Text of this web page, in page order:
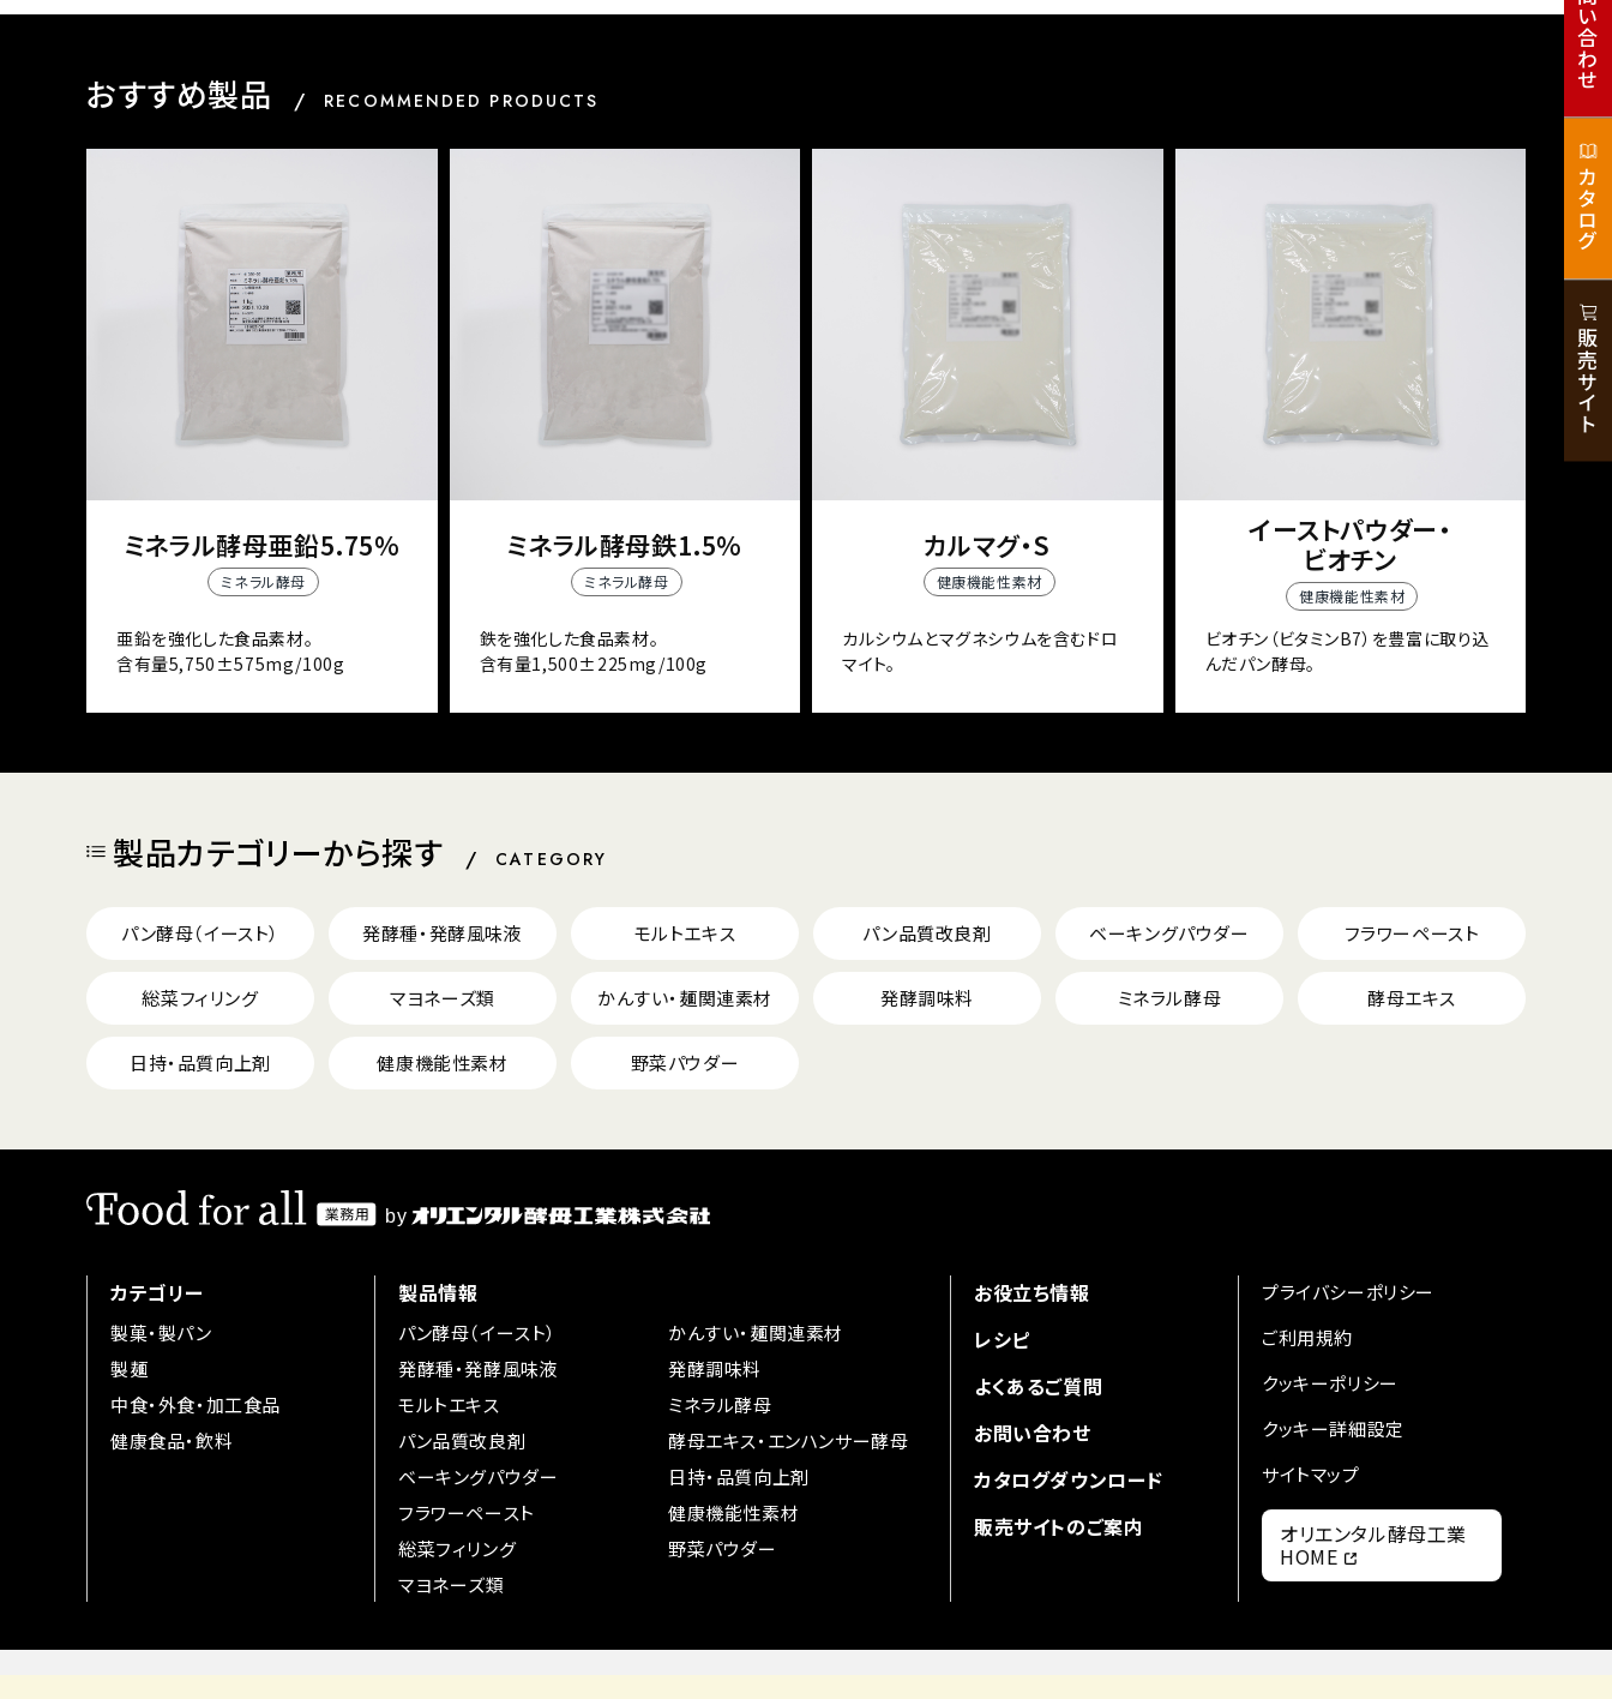
おすすめ製品 RECOMMENDED PRODUCTS
ミネラル酵母亜鉛5.75%
ミネラル酵母
亜鉛を強化した食品素材。
含有量5,750±575mg/100g
ミネラル酵母鉄1.5%
ミネラル酵母
鉄を強化した食品素材。
含有量1,500±225mg/100g
カルマグ・S
健康機能性素材
カルシウムとマグネシウムを含むドロ
マイト。
イーストパウダー・
ビオチン
健康機能性素材
ビオチン（ビタミンB7）を豊富に取り込
んだパン酵母。
製品カテゴリーから探す CATEGORY
パン酵母（イースト） 発酵種・発酵風味液 モルトエキス パン品質改良剤 ベーキングパウダー フラワーペースト
総菜フィリング マヨネーズ類 かんすい・麺関連素材 発酵調味料 ミネラル酵母 酵母エキス
日持・品質向上剤 健康機能性素材 野菜パウダー
カテゴリー
製菓・製パン
製麺
中食・外食・加工食品
健康食品・飲料
製品情報
パン酵母（イースト）
発酵種・発酵風味液
モルトエキス
パン品質改良剤
ベーキングパウダー
フラワーペースト
総菜フィリング
マヨネーズ類
かんすい・麺関連素材
発酵調味料
ミネラル酵母
酵母エキス・ エンハンサー酵母
日持・品質向上剤
健康機能性素材
野菜パウダー
お役立ち情報
レシピ
よくあるご質問
お問い合わせ
カタログダウンロード
販売サイトのご案内
プライバシーポリシー
ご利用規約
クッキーポリシー
クッキー詳細設定
サイトマップ
オリエンタル酵母工業
HOME
お問い合わせ
カタログ
販売サイト